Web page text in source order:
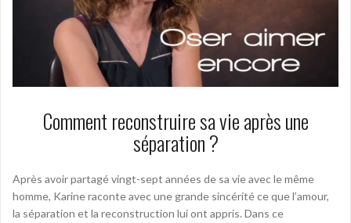
Comment reconstruire sa vie après une
séparation ?
Après avoir partagé vingt-sept années de sa vie avec le même
homme, Karine raconte avec une grande sincérité ce que l’amour,
la séparation et la reconstruction lui ont appris. Dans ce